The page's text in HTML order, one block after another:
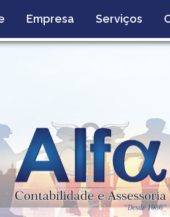
Empresa Serviços